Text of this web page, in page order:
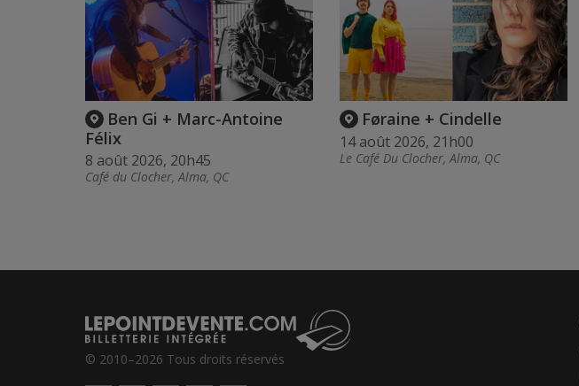
Ben Gi + Marc-Antoine
Félix
8 août 2026, 20h45
Café du Clocher, Alma, QC
Føraine + Cindelle
14 août 2026, 21h00
Le Café Du Clocher, Alma, QC
© 2010–2026 Tous droits réservés